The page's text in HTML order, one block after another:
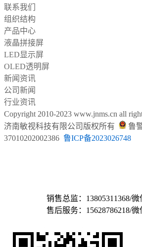
联系我们
组织结构
产品中心
液晶拼接屏
LED显示屏
OLED透明屏
新闻资讯
公司新闻
行业资讯
Copyright 2010-2023 www.jnms.cn all
济南敏视科技有限公司 版权所有
鲁
37010202002386 鲁ICP备2023026748
销售总监：13805311368/
售后服务：15628786218/